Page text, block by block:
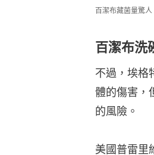
百潔布藏菌量驚人
百潔布
不過，埃格
體的傷害，
的風險。
美國普雷里